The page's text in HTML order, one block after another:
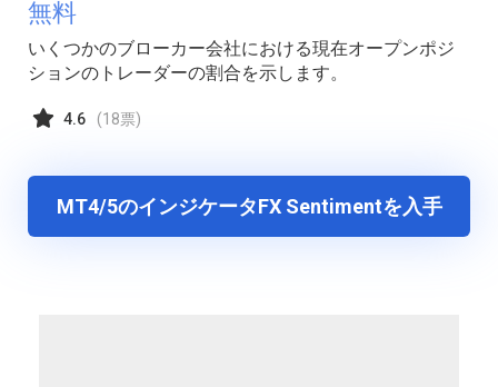
無料
いくつかのブローカー会社における現在オープンポジ
ションのトレーダーの割合を示します。
4.6 (18票)
MT4/5のインジケータFX Sentimentを入手